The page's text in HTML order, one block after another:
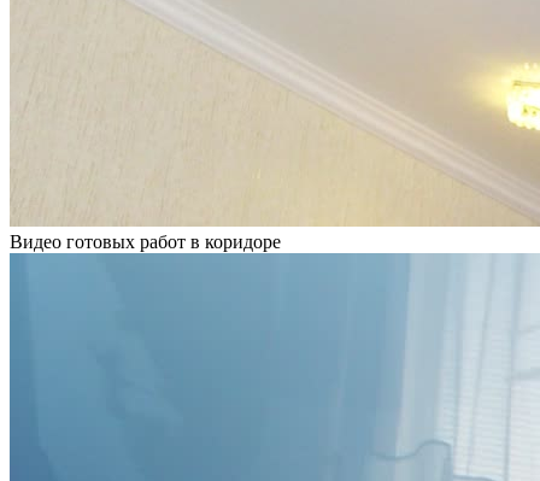
Видео готовых работ в коридоре